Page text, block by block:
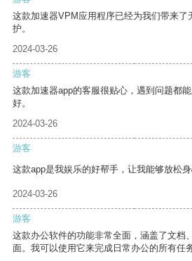
这款加速器VPM应用程序已经为我们带来了
护。
2024-03-26
游客
这款加速器app的客服很贴心，遇到问题都
好。
2024-03-26
游客
这款app是我娱乐的好帮手，让我能够放松身
2024-03-26
游客
这款办公软件的功能非常全面，涵盖了文档
面。我可以使用它来完成日常办公的所有任